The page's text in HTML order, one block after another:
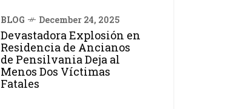
BLOG December 24, 2025
Devastadora Explosión en
Residencia de Ancianos
de Pensilvania Deja al
Menos Dos Víctimas
Fatales